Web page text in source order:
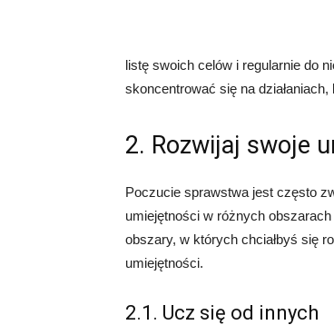
listę swoich celów i regularnie do
skoncentrować się na
2. Rozwijaj swoje
Poczucie sprawstwa jest często
umiejętności w różnych
obszary, w których chciałbyś się
umiejętności.
2.1. Ucz się od innych